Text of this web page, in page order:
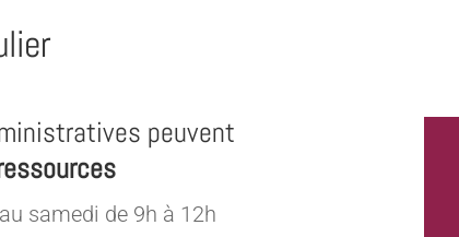
peuvent
samedi de 9h à 12h